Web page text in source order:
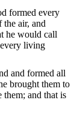
formed every
air, and
he would call
living
and formed all
brought them to
them; and that is